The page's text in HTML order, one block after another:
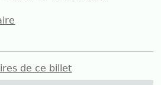
de ce billet